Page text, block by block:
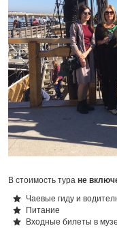
В стоимость тура не
Чаевые гиду и
Питание
Входные билеты в